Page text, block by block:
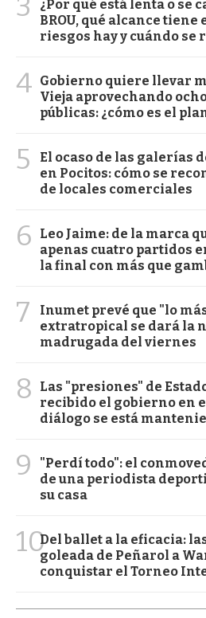
¿Por qué está lenta o se
BROU, qué alcance tiene
riesgos hay y cuándo se
4 Gobierno quiere llevar
Vieja aprovechando
públicas: ¿cómo es el
5
El ocaso de las galerías
en Pocitos: cómo se
de locales comerciales
6
Leo Jaime: de la marca
apenas cuatro partidos
la final con más que
7
Inumet prevé que "lo
extratropical se dará la
madrugada del viernes
8
Las "presiones" de
recibido el gobierno en
diálogo se está
9
"Perdí todo": el
de una periodista
su casa
10Del ballet a la eficacia:
goleada de Peñarol a
conquistar el Torneo